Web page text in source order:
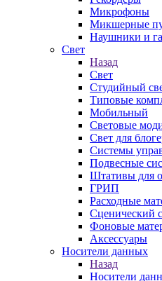
Микрофоны
Микшерные
Наушники и
Свет
Назад
Свет
Студийный
Типовые
Мобильный
Световые
Свет для
Системы
Подвесные
Штативы для
ГРИП
Расходные
Сценический
Фоновые
Аксессуары
Носители данных
Назад
Носители